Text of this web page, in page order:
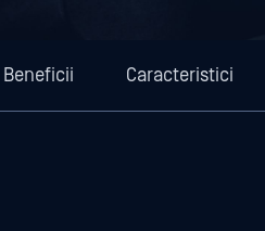
Beneficii Caracteristici